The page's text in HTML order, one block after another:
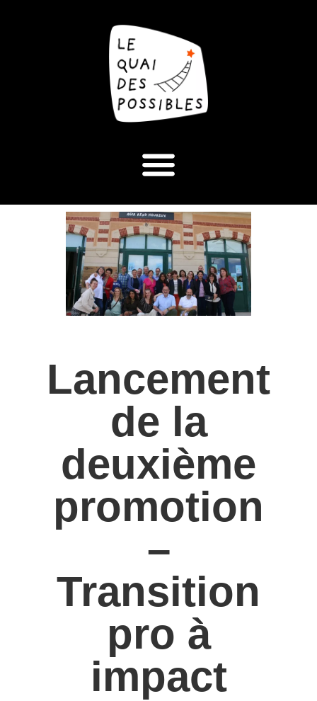
Lancement
de la
deuxième
promotion
–
Transition
pro à
impact